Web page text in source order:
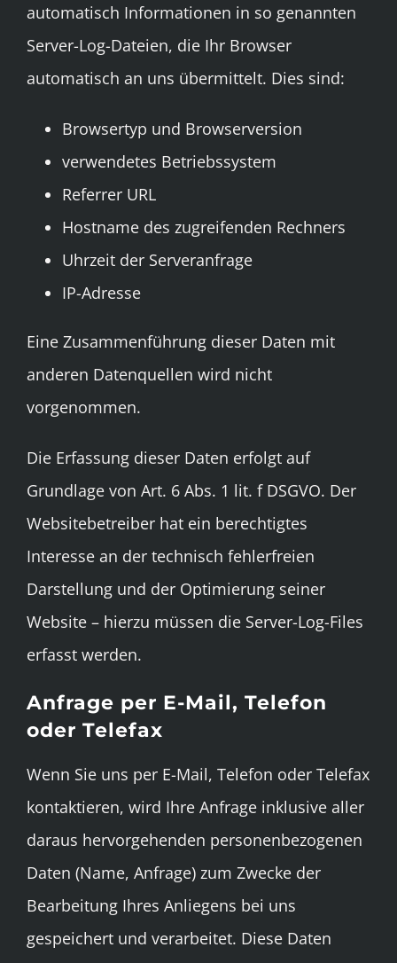
automatisch Informationen in so genannten
Server-Log-Dateien, die Ihr Browser
automatisch an uns übermittelt. Dies sind:
Browsertyp und Browserversion
verwendetes Betriebssystem
Referrer URL
Hostname des zugreifenden Rechners
Uhrzeit der Serveranfrage
IP-Adresse
Eine Zusammenführung dieser Daten mit
anderen Datenquellen wird nicht
vorgenommen.
Die Erfassung dieser Daten erfolgt auf
Grundlage von Art. 6 Abs. 1 lit. f DSGVO. Der
Websitebetreiber hat ein berechtigtes
Interesse an der technisch fehlerfreien
Darstellung und der Optimierung seiner
Website – hierzu müssen die Server-Log-Files
erfasst werden.
Anfrage per E-Mail, Telefon
oder Telefax
Wenn Sie uns per E-Mail, Telefon oder Telefax
kontaktieren, wird Ihre Anfrage inklusive aller
daraus hervorgehenden personenbezogenen
Daten (Name, Anfrage) zum Zwecke der
Bearbeitung Ihres Anliegens bei uns
gespeichert und verarbeitet. Diese Daten